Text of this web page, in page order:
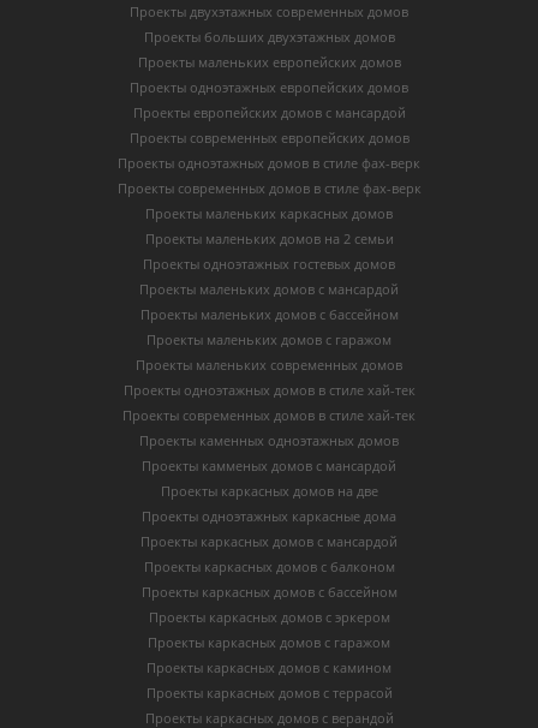
Проекты двухэтажных современных домов
Проекты больших двухэтажных домов
Проекты маленьких европейских домов
Проекты одноэтажных европейских домов
Проекты европейских домов с мансардой
Проекты современных европейских домов
Проекты одноэтажных домов в стиле фах-верк
Проекты современных домов в стиле фах-верк
Проекты маленьких каркасных домов
Проекты маленьких домов на 2 семьи
Проекты одноэтажных гостевых домов
Проекты маленьких домов с мансардой
Проекты маленьких домов с бассейном
Проекты маленьких домов с гаражом
Проекты маленьких современных домов
Проекты одноэтажных домов в стиле хай-тек
Проекты современных домов в стиле хай-тек
Проекты каменных одноэтажных домов
Проекты камменых домов с мансардой
Проекты каркасных домов на две
Проекты одноэтажных каркасные дома
Проекты каркасных домов с мансардой
Проекты каркасных домов с балконом
Проекты каркасных домов с бассейном
Проекты каркасных домов с эркером
Проекты каркасных домов с гаражом
Проекты каркасных домов с камином
Проекты каркасных домов с террасой
Проекты каркасных домов с верандой